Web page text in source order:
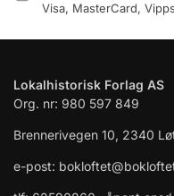
Visa, MasterCard,
Lokalhistorisk Forlag AS
Org. nr: 980 597 849
Brennerivegen 10, 2340
e-post: